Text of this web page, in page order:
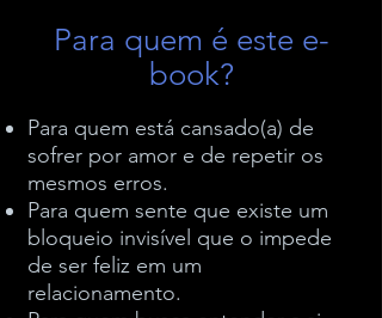
Para quem é este e-
book?
Para quem está cansado(a) de
sofrer por amor e de repetir os
mesmos erros.
Para quem sente que existe um
bloqueio invisível que o impede
de ser feliz em um
relacionamento.